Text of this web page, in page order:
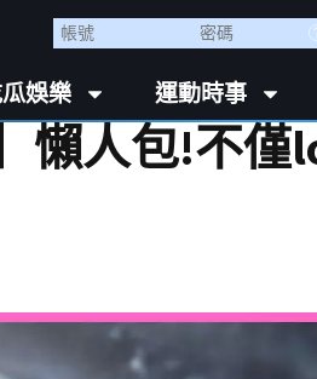
娛樂 運動時事
懶人包!不